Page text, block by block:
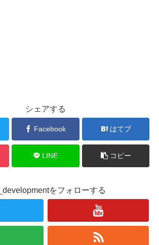
シェアする
Facebook はてブ
LINE コピー
をフォローする